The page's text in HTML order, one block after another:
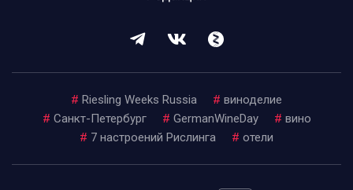
# Riesling Weeks Russia # виноделие
# Санкт-Петербург # GermanWineDay # вино
# 7 настроений Рислинга # отели